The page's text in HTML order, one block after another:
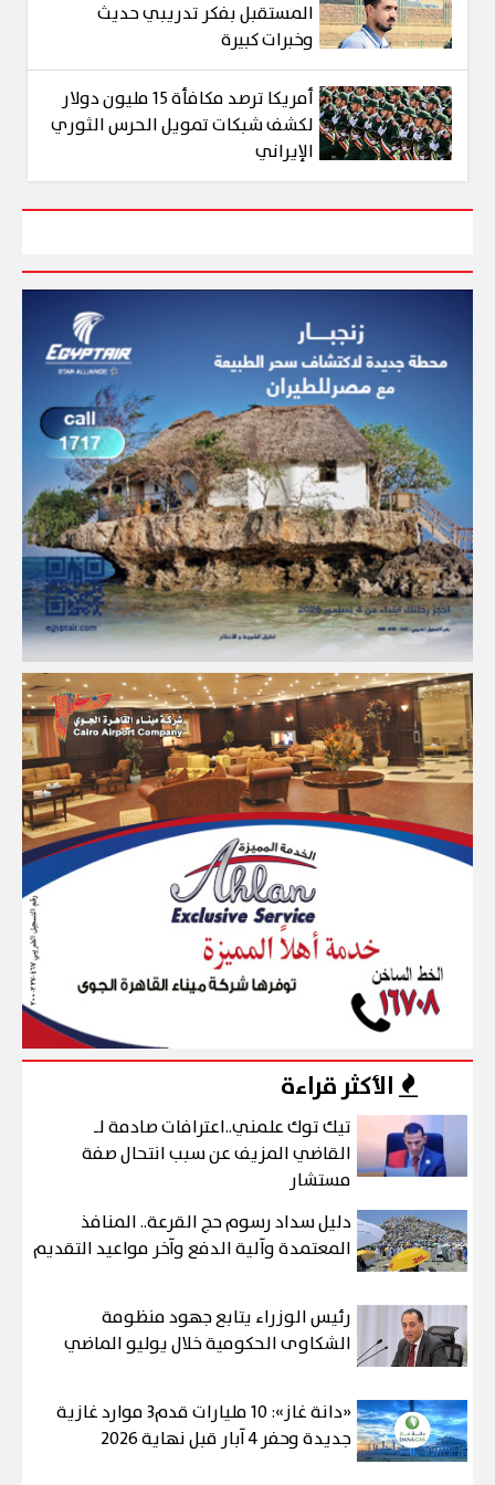
المستقبل بفكر تدريبي حديث
وخبرات كبيرة
أمريكا ترصد مكافأة 15 مليون دولار
لكشف شبكات تمويل الحرس الثوري
الإيراني
الأكثر قراءة
تيك توك علمني..اعترافات صادمة لـ
القاضي المزيف عن سبب انتحال صفة
مستشار
دليل سداد رسوم حج القرعة.. المنافذ
المعتمدة وآلية الدفع وآخر مواعيد التقديم
رئيس الوزراء يتابع جهود منظومة
الشكاوى الحكومية خلال يوليو الماضي
«دانة غاز»: 10 مليارات قدم3 موارد غازية
جديدة وحفر 4 آبار قبل نهاية 2026